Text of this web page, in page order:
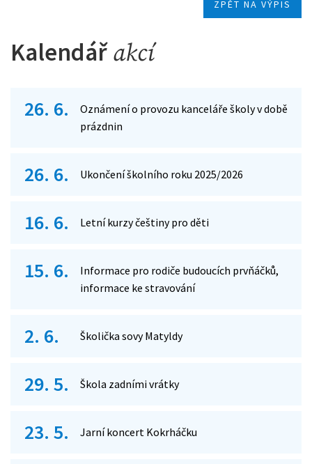
ZPĚT NA VÝPIS
Kalendářakcí
26. 6.
Oznámení o provozu kanceláře školy v době
prázdnin
26. 6. Ukončení školního roku 2025/2026
16. 6. Letní kurzy češtiny pro děti
15. 6.
Informace pro rodiče budoucích prvňáčků,
informace ke stravování
2. 6. Školička sovy Matyldy
29. 5. Škola zadními vrátky
23. 5. Jarní koncert Kokrháčku